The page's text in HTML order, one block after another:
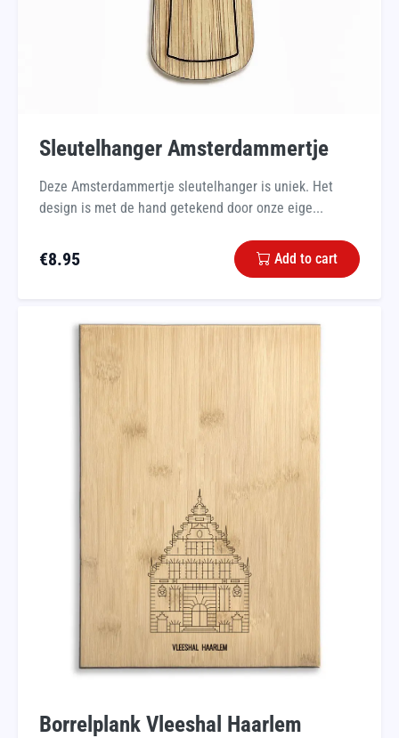
Sleutelhanger Amsterdammertje
Deze Amsterdammertje sleutelhanger is uniek. Het
design is met de hand getekend door onze eige...
€8.95 Add to cart
Borrelplank Vleeshal Haarlem